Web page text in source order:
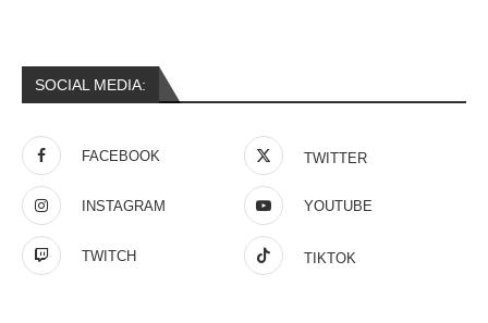
SOCIAL MEDIA:
FACEBOOK TWITTER
INSTAGRAM YOUTUBE
TWITCH TIKTOK